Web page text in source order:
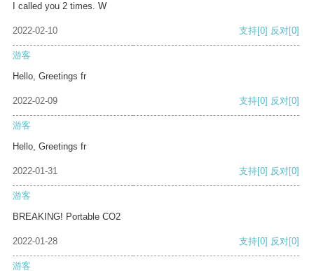
I called you 2 times. W
2022-02-10 支持[0] 反对[0]
游客
Hello, Greetings fr
2022-02-09 支持[0] 反对[0]
游客
Hello, Greetings fr
2022-01-31 支持[0] 反对[0]
游客
BREAKING! Portable CO2
2022-01-28 支持[0] 反对[0]
游客